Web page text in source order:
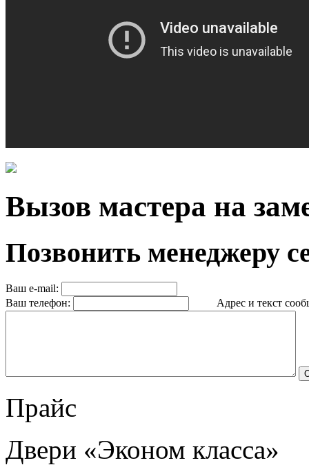
Вызов мастера на
Позвонить менеджеру
Ваш e-mail:
Ваш телефон:
Адрес и текст
Прайс
Двери «Эконом класса»